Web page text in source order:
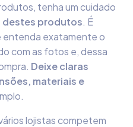
tenha um cuidado
destes produtos. É
entenda exatamente o
com as fotos e, dessa
Deixe claras
materiais e
lojistas competem